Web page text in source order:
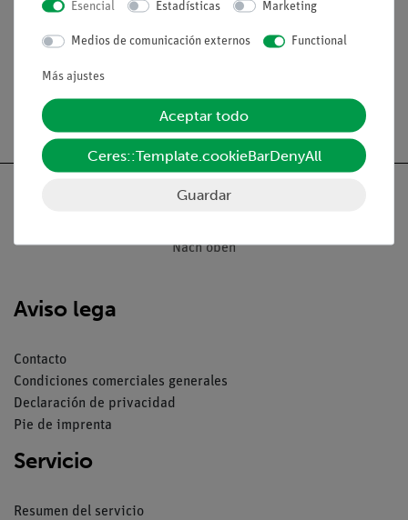
Medios / Descargas
Envío gratuito a partir de 300,- €.
Nach oben
Aviso lega
Contacto
Condiciones comerciales generales
Declaración de privacidad
Pie de imprenta
Servicio
Resumen del servicio
Esencial Estadísticas Marketing
Medios de comunicación externos Functional
Más ajustes
Aceptar todo
Ceres::Template.cookieBarDenyAll
Guardar